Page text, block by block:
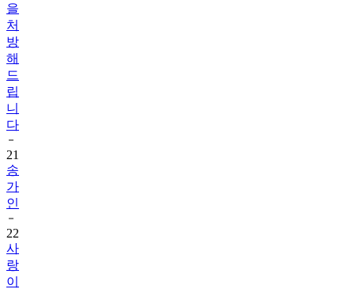
을
처
방
해
드
립
니
다
21
송
가
인
22
사
랑
이